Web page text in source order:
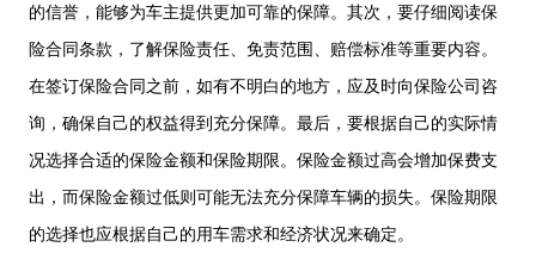
的信誉，能够为车主提供更加可靠的保障。其次，要仔细阅读保
险合同条款，了解保险责任、免责范围、赔偿标准等重要内容。
在签订保险合同之前，如有不明白的地方，应及时向保险公司咨
询，确保自己的权益得到充分保障。最后，要根据自己的实际情
况选择合适的保险金额和保险期限。保险金额过高会增加保费支
出，而保险金额过低则可能无法充分保障车辆的损失。保险期限
的选择也应根据自己的用车需求和经济状况来确定。